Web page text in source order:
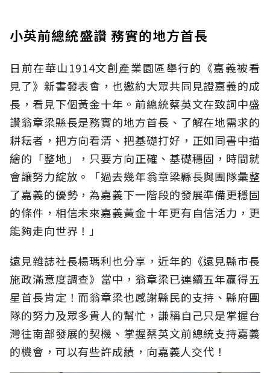
小英前總統盛讚 務實的地方首長
日前在華山1914文創產業園區舉行的《嘉義被看
見了》新書發表會，也邀約大眾共同見證嘉義的成
長，看見下個黃金十年。前總統蔡英文在致詞中盛
讚翁章梁縣長是務實的地方首長、了解在地需求的
耕耘者，把方向看清、把基礎打好，正如同書中描
繪的「整地」，只要方向正確、基礎穩固，時間就
會讓努力綻放。「過去幾年翁章梁縣長與團隊彙整
了嘉義的優勢，為嘉義下一階段的發展準備更穩固
的條件，相信未來嘉義黃金十年更有自信活力，更
能夠走向世界！」
遠見雜誌社長楊瑪利也分享，近年的《遠見縣市長
施政滿意度調查》當中，翁章梁已連續五年贏得五
星首長肯定！而翁章梁也感謝縣民的支持、縣府團
隊的努力及眾多貴人的幫忙，謙稱自己只是掌握台
灣往南部發展的契機、掌握蔡英文前總統支持嘉義
的機會，可以有些許成績，向嘉義人交代！